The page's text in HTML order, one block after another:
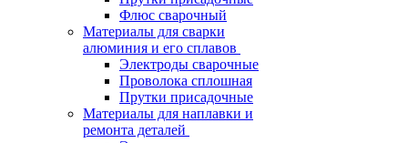
Флюс сварочный
Материалы для сварки
алюминия и его сплавов
Электроды сварочные
Проволока сплошная
Прутки присадочные
Материалы для наплавки и
ремонта деталей